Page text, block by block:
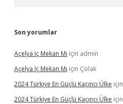
Son yorumlar
Açelya Iç Mekan Mı için admin
Açelya Iç Mekan Mı için Çolak
2024 Türkiye En Güçlü Kaçıncı Ülke için
2024 Türkiye En Güçlü Kaçıncı Ülke için